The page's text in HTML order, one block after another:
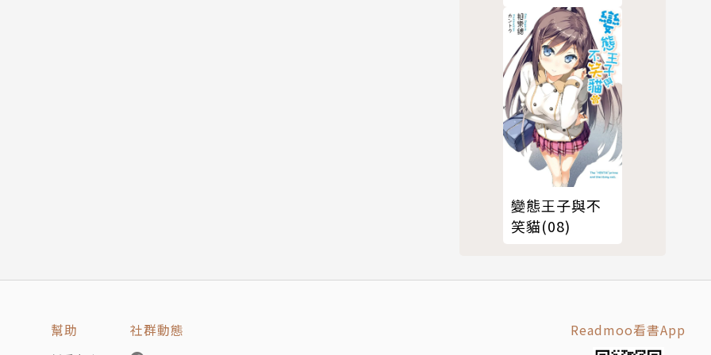
變態王子與不
笑貓(08)
幫助 社群動態 Readmoo看書App